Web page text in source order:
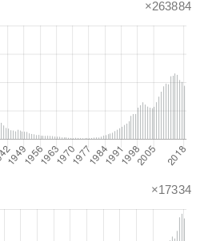
×263884
×17334